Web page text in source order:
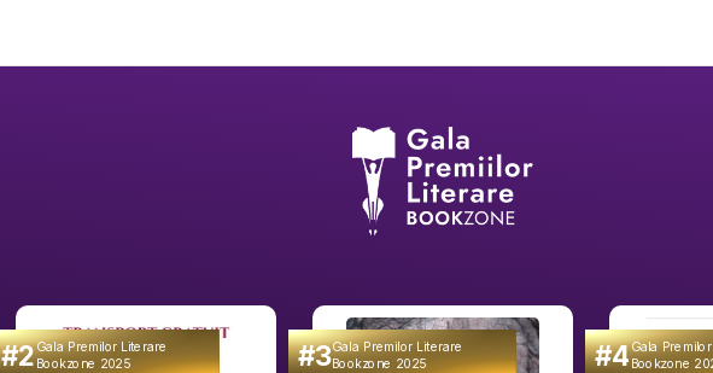
#2Gala Premilor Literare
Bookzone 2025 #3Gala Premilor Literare
Bookzone 2025 #4Gala
Bookzone